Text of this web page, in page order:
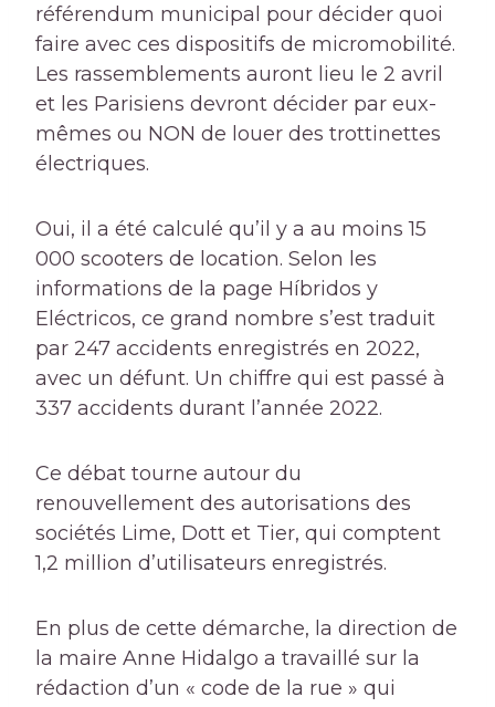
référendum municipal pour décider quoi
faire avec ces dispositifs de micromobilité.
Les rassemblements auront lieu le 2 avril
et les Parisiens devront décider par eux-
mêmes ou NON de louer des trottinettes
électriques.
Oui, il a été calculé qu’il y a au moins 15
000 scooters de location. Selon les
informations de la page Híbridos y
Eléctricos, ce grand nombre s’est traduit
par 247 accidents enregistrés en 2022,
avec un défunt. Un chiffre qui est passé à
337 accidents durant l’année 2022.
Ce débat tourne autour du
renouvellement des autorisations des
sociétés Lime, Dott et Tier, qui comptent
1,2 million d’utilisateurs enregistrés.
En plus de cette démarche, la direction de
la maire Anne Hidalgo a travaillé sur la
rédaction d’un « code de la rue » qui